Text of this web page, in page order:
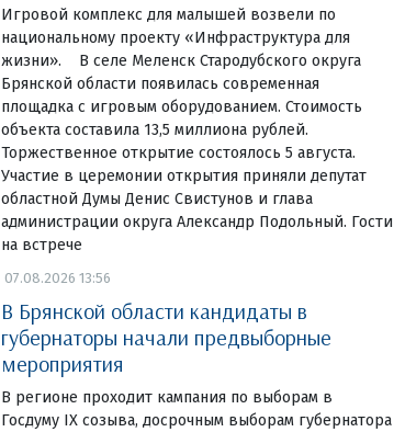
Игровой комплекс для малышей возвели по
национальному проекту «Инфраструктура для
жизни». В селе Меленск Стародубского округа
Брянской области появилась современная
площадка с игровым оборудованием. Стоимость
объекта составила 13,5 миллиона рублей.
Торжественное открытие состоялось 5 августа.
Участие в церемонии открытия приняли депутат
областной Думы Денис Свистунов и глава
администрации округа Александр Подольный. Гости
на встрече
07.08.2026 13:56
В Брянской области кандидаты в
губернаторы начали предвыборные
мероприятия
В регионе проходит кампания по выборам в
Госдуму IX созыва, досрочным выборам губернатора